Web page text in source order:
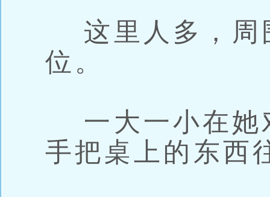
这里人多，周
位。
一大一小在她
手把桌上的东西